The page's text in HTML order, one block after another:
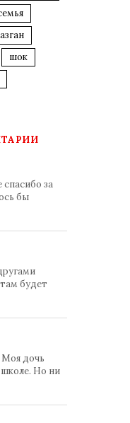
шок
спасибо за
бы
будет
дочь
школе. Но ни